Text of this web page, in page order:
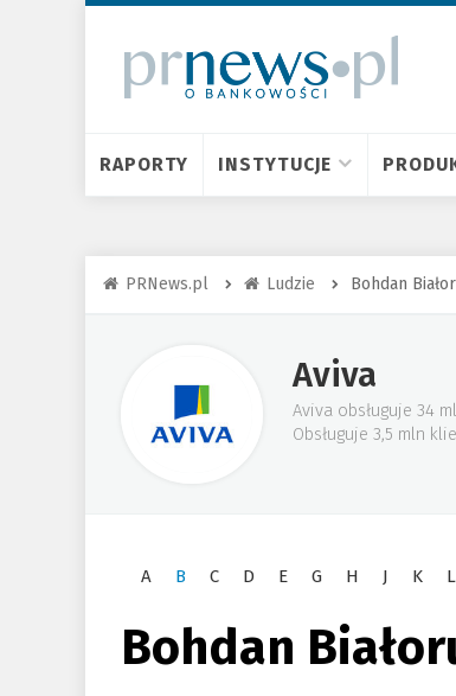
RAPORTY INSTYTUCJE
PRNews.pl Ludzie Bohdan
Aviva
Aviva obsługuje 34
Obsługuje 3,5 mln
A B C D E G H J K L
Bohdan